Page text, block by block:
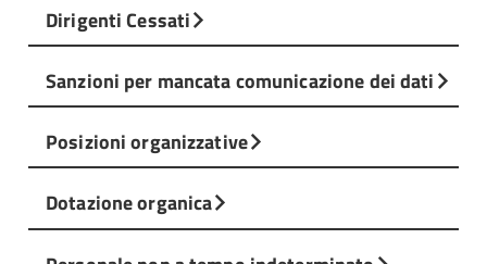
Dirigenti Cessati
Sanzioni per mancata comunicazione dei dati
Posizioni organizzative
Dotazione organica